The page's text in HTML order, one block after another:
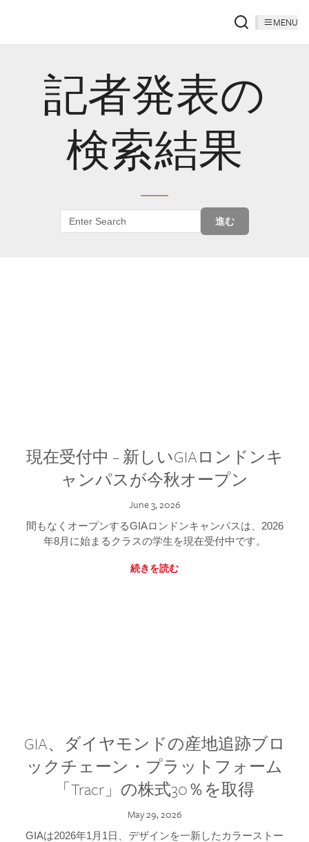
MENU
記者発表の
検索結果
進む
現在受付中 – 新しいGIAロンドンキ
ャンパスが今秋オープン
June 3, 2026
間もなくオープンするGIAロンドンキャンパスは、2026
年8月に始まるクラスの学生を現在受付中です。
続きを読む
GIA、ダイヤモンドの産地追跡ブロ
ックチェーン・プラットフォーム
「Tracr」の株式30％を取得
May 29, 2026
GIAは2026年1月1日、デザインを一新したカラーストー